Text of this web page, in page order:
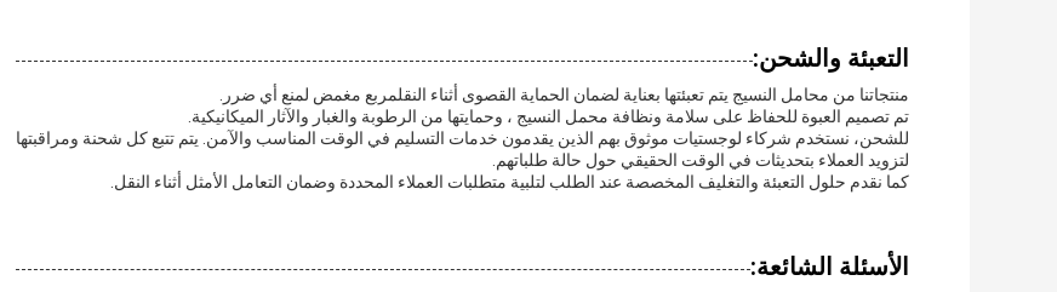
التعبئة والشحن:
منتجاتنا من محامل النسيج يتم تعبئتها بعناية لضمان الحماية القصوى أثناء النقلمربع مغمض لمنع أي ضرر.
تم تصميم العبوة للحفاظ على سلامة ونظافة محمل النسيج ، وحمايتها من الرطوبة والغبار والآثار الميكانيكية.
للشحن، نستخدم شركاء لوجستيات موثوق بهم الذين يقدمون خدمات التسليم في الوقت المناسب والآمن. يتم تتبع كل شحنة ومراقبتها
لتزويد العملاء بتحديثات في الوقت الحقيقي حول حالة طلباتهم.
كما نقدم حلول التعبئة والتغليف المخصصة عند الطلب لتلبية متطلبات العملاء المحددة وضمان التعامل الأمثل أثناء النقل.
الأسئلة الشائعة: